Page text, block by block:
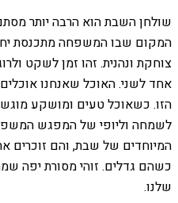
שולחן השבת הוא הרבה יותר
המקום שבו המשפחה מתכנסת
צוחקת ונהנית. זהו זמן לשקט
אחד לשני. האוכל שאנחנו
הזו. כשאוכל טעים ומושקע מוגש
לשמחה וליופי של המפגש
המיוחדים של שבת, והם זוכרים
כשהם גדלים. זוהי מסורת יפה
שלנו.